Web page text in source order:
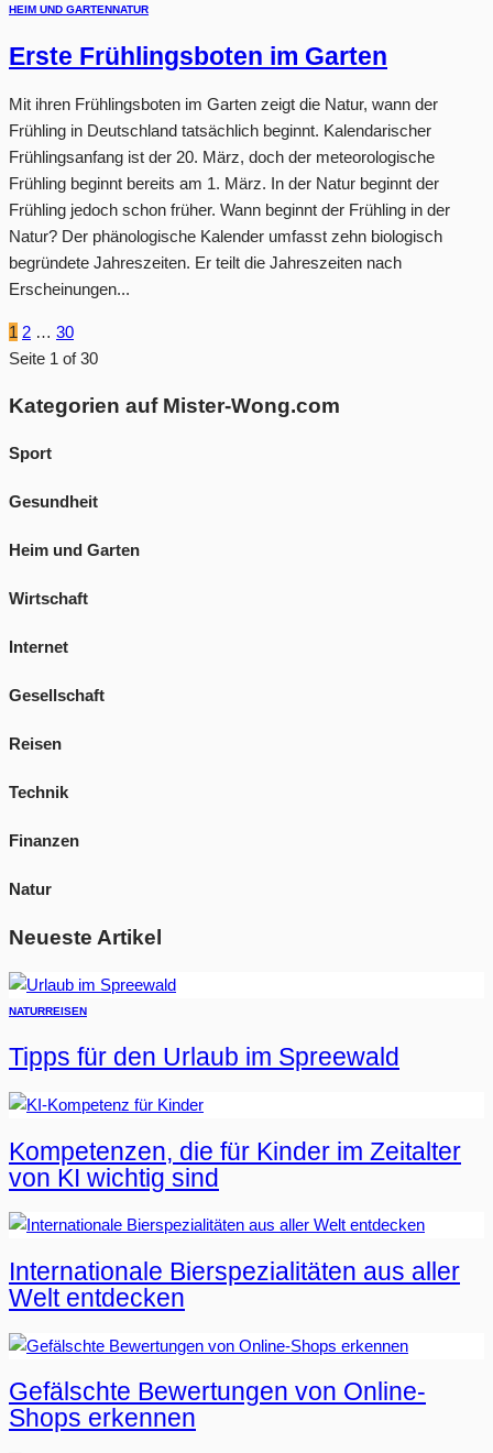
HEIM UND GARTEN NATUR
Erste Frühlingsboten im Garten
Mit ihren Frühlingsboten im Garten zeigt die Natur, wann der
Frühling in Deutschland tatsächlich beginnt. Kalendarischer
Frühlingsanfang ist der 20. März, doch der meteorologische
Frühling beginnt bereits am 1. März. In der Natur beginnt der
Frühling jedoch schon früher. Wann beginnt der Frühling in der
Natur? Der phänologische Kalender umfasst zehn biologisch
begründete Jahreszeiten. Er teilt die Jahreszeiten nach
Erscheinungen...
1 2 … 30
Seite 1 of 30
Kategorien auf Mister-Wong.com
Sport
Gesundheit
Heim und Garten
Wirtschaft
Internet
Gesellschaft
Reisen
Technik
Finanzen
Natur
Neueste Artikel
NATURREISEN
Tipps für den Urlaub im Spreewald
Kompetenzen, die für Kinder im Zeitalter
von KI wichtig sind
Internationale Bierspezialitäten aus aller
Welt entdecken
Gefälschte Bewertungen von Online-
Shops erkennen